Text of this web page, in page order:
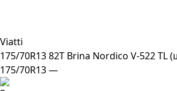
Viatti
175/70R13 82T Brina Nordico V-522 TL
175/70R13 —